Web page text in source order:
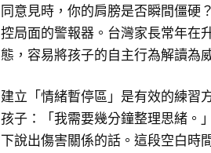
同意見時，你的肩膀是否瞬間僵硬
控局面的警報器。台灣家長常年在
態，容易將孩子的自主行為解讀為
建立「情緒暫停區」是有效的練習
孩子：「我需要幾分鐘整理思緒。
下說出傷害關係的話。這段空白時